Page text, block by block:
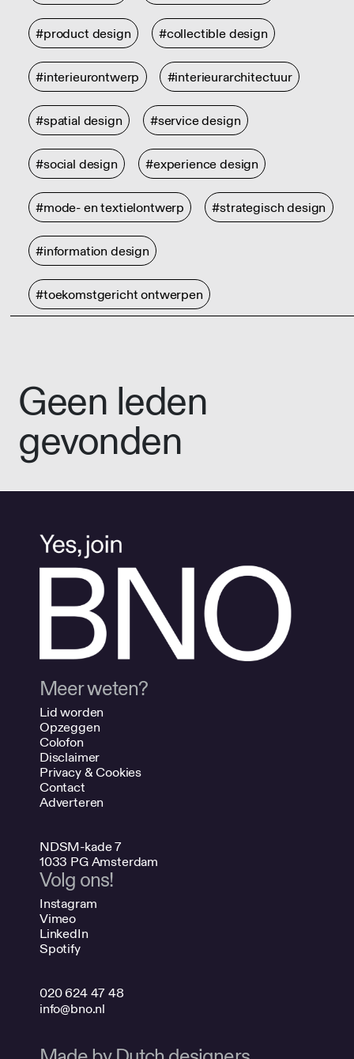
#product design #collectible design
#interieurontwerp #interieurarchitectuur
#spatial design #service design
#social design #experience design
#mode- en textielontwerp #strategisch design
#information design
#toekomstgericht ontwerpen
Geen leden
gevonden
Meer weten?
Lid worden
Opzeggen
Colofon
Disclaimer
Privacy & Cookies
Contact
Adverteren
NDSM-kade 7
1033 PG Amsterdam
Volg ons!
Instagram
Vimeo
LinkedIn
Spotify
020 624 47 48
info@bno.nl